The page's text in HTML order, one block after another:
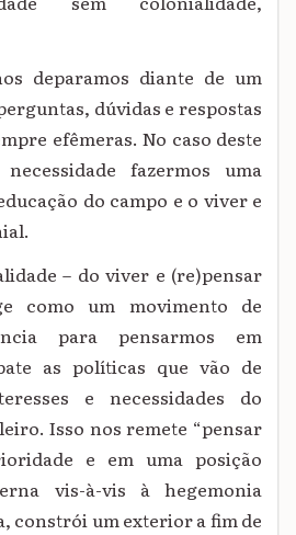
deparamos diante de um
dúvidas e respostas
efêmeras. No caso deste
fazermos uma
do campo e o viver e
– do viver e (re)pensar
como um movimento de
para pensarmos em
as políticas que vão de
e necessidades do
Isso nos remete “pensar
e em uma posição
vis-à-vis à hegemonia
constrói um exterior a fim de